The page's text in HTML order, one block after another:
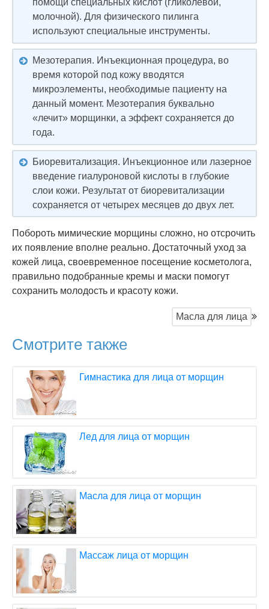
помощи специальных кислот (гликолевой,
молочной). Для физического пилинга
используют специальные инструменты.
Мезотерапия. Инъекционная процедура, во
время которой под кожу вводятся
микроэлементы, необходимые пациенту на
данный момент. Мезотерапия буквально
«лечит» морщинки, а эффект сохраняется до
года.
Биоревитализация. Инъекционное или лазерное
введение гиалуроновой кислоты в глубокие
слои кожи. Результат от биоревитализации
сохраняется от четырех месяцев до двух лет.
Побороть мимические морщины сложно, но отсрочить
их появление вполне реально. Достаточный уход за
кожей лица, своевременное посещение косметолога,
правильно подобранные кремы и маски помогут
сохранить молодость и красоту кожи.
Масла для лица
Смотрите также
Гимнастика для лица от морщин
Лед для лица от морщин
Масла для лица от морщин
Массаж лица от морщин